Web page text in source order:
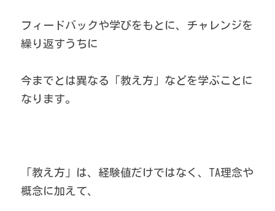
フィードバックや学びをもとに、チャレンジを
繰り返すうちに
今までとは異なる「教え方」などを学ぶことに
なります。
「教え方」は、経験値だけではなく、TA理念や
概念に加えて、